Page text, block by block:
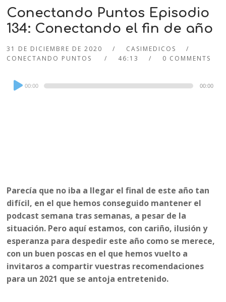
Conectando Puntos Episodio
134: Conectando el fin de año
31 DE DICIEMBRE DE 2020
CASIMEDICOS
CONECTANDO PUNTOS
46:13 0 COMMENTS
Audio
Player
00:00 00:00
Parecía que no iba a llegar el final de este año tan
difícil, en el que hemos conseguido mantener el
podcast semana tras semanas, a pesar de la
situación. Pero aquí estamos, con cariño, ilusión y
esperanza para despedir este año como se merece,
con un buen poscas en el que hemos vuelto a
invitaros a compartir vuestras recomendaciones
para un 2021 que se antoja entretenido.